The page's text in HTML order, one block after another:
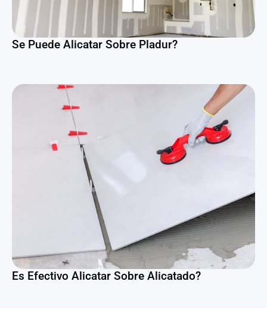
Se Puede Alicatar Sobre Pladur?
Es Efectivo Alicatar Sobre Alicatado?